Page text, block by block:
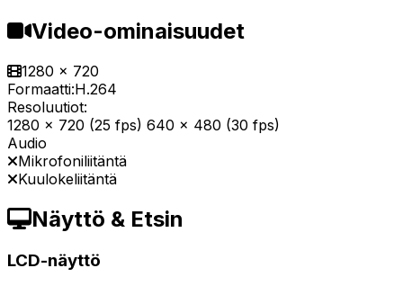
Video-ominaisuudet
1280 x 720
Formaatti:H.264
Resoluutiot:
1280 x 720 (25 fps) 640 x 480 (30 fps)
Audio
Mikrofoniliitäntä
Kuulokeliitäntä
Näyttö & Etsin
LCD-näyttö